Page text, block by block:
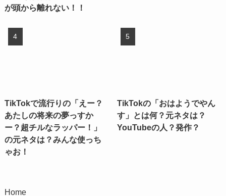
が頭から離れない！！
TikTokで流行りの「えー？
あたしの将来の夢っすか
ー？超チルなラッパー！」
の元ネタは？みんな使っち
ゃお！
TikTokの「おはようでやん
す」とは何？元ネタは？
YouTubeの人？発作？
Home